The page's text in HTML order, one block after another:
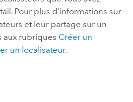
Pour plus d’informations sur
et leur partage sur un
aux rubriques Créer un
un localisateur.